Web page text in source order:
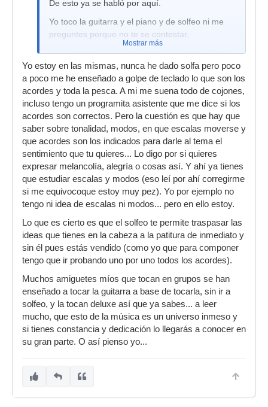
De esto ya se habló por aquí.
Yo toco la guitarra y el piano y de solfeo ni me
preguntes porque no te se contestar.
No es necesario ni imprescindible saber solfeo,
para tocar un instrumento.
Si te pones a preguntar a los guitarristas que
conozcas te das cuenta de ello. Tu aprieta donde
suena bien, eso es lo que hacía Hendrix, Cobain
o Compai por decir algunos.
Mostrar más
Yo estoy en las mismas, nunca he dado solfa pero poco
a poco me he enseñado a golpe de teclado lo que son los
acordes y toda la pesca. A mi me suena todo de cojones,
incluso tengo un programita asistente que me dice si los
acordes son correctos. Pero la cuestión es que hay que
saber sobre tonalidad, modos, en que escalas moverse y
que acordes son los indicados para darle al tema el
sentimiento que tu quieres... Lo digo por si quieres
expresar melancolía, alegría o cosas así. Y ahí ya tienes
que estudiar escalas y modos (eso leí por ahí corregirme
si me equivocoque estoy muy pez). Yo por ejemplo no
tengo ni idea de escalas ni modos... pero en ello estoy.
Lo que es cierto es que el solfeo te permite traspasar las
ideas que tienes en la cabeza a la patitura de inmediato y
sin él pues estás vendido (como yo que para componer
tengo que ir probando uno por uno todos los acordes).
Muchos amiguetes míos que tocan en grupos se han
enseñado a tocar la guitarra a base de tocarla, sin ir a
solfeo, y la tocan deluxe así que ya sabes... a leer
mucho, que esto de la música es un universo inmeso y
si tienes constancia y dedicación lo llegarás a conocer en
su gran parte. O así pienso yo...